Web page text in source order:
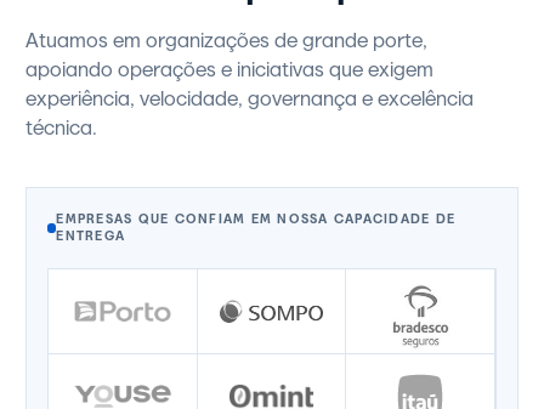
Atuamos em organizações de grande porte,
apoiando operações e iniciativas que exigem
experiência, velocidade, governança e excelência
técnica.
EMPRESAS QUE CONFIAM EM NOSSA CAPACIDADE DE
ENTREGA